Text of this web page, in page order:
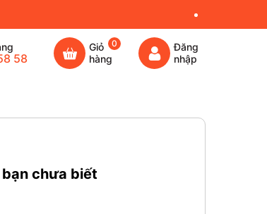
58
Giỏ
hàng
0
Đăng
nhập
chưa biết